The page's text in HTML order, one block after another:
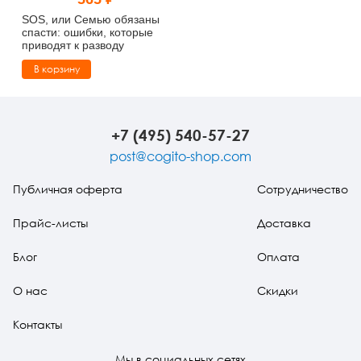
Тревожные расстройства, панические атаки
Психодрама
Сказкотерапия
Психология труда и эргономика
Психофизиология
Социальная и организационная психология
Учебная литература
SOS, или Семью обязаны
спасти: ошибки, которые
приводят к разводу
В корзину
+7 (495) 540-57-27
post@cogito-shop.com
Публичная оферта
Прайс-листы
Блог
О нас
Контакты
Сотрудничество
Доставка
Оплата
Скидки